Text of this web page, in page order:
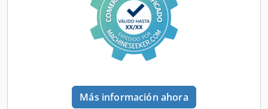
Más información ahora